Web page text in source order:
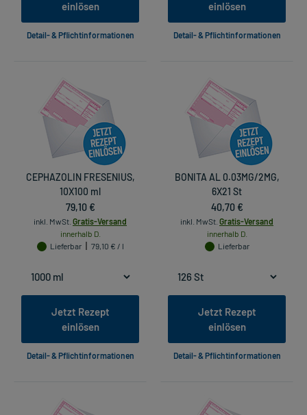
einlösen
Detail- & Pflichtinformationen
einlösen
Detail- & Pflichtinformationen
CEPHAZOLIN FRESENIUS,
10X100 ml
79,10 €
inkl. MwSt. Gratis-Versand
innerhalb D.
Lieferbar
79,10 € / l
Jetzt Rezept
einlösen
Detail- & Pflichtinformationen
BONITA AL 0.03MG/2MG,
6X21 St
40,70 €
inkl. MwSt. Gratis-Versand
innerhalb D.
Lieferbar
Jetzt Rezept
einlösen
Detail- & Pflichtinformationen